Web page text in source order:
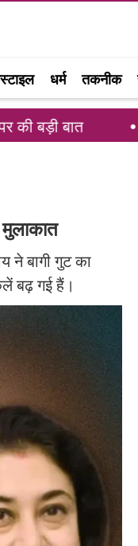
धर्म तकनीक
यूपीआई पेमेंट पर
ने बागी गुट का
बढ़ गई हैं।